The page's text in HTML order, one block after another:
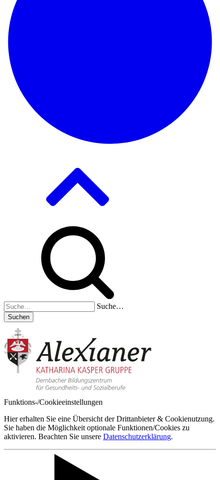
Suche…
Suchen
Funktions-/Cookieeinstellungen
Hier erhalten Sie eine Übersicht der Drittanbieter & Cookienutzung.
Sie haben die Möglichkeit optionale Funktionen/Cookies zu
aktivieren. Beachten Sie unsere Datenschutzerklärung.